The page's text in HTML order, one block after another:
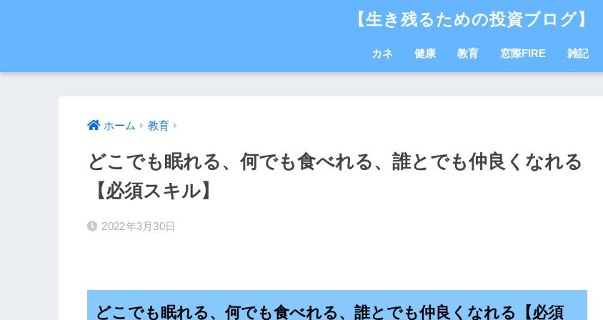
【生き残るための投資ブログ】
カネ 健康 教育 窓際FIRE 雑記
ホーム 教育
どこでも眠れる、何でも食べれる、誰とでも仲良くなれる
【必須スキル】
2022年3月30日
どこでも眠れる、何でも食べれる、誰とでも仲良くなれる【必須